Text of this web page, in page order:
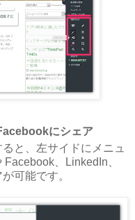
にシェア
と、左サイドにメニュ
、LinkedIn、
可能です。